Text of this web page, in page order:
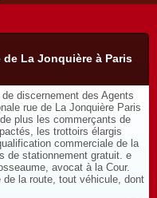
La Jonquière à Paris
discernement des Agents
rue de La Jonquière Paris
plus les commerçants de
les trottoirs élargis
commerciale de la
de stationnement gratuit. e
avocat à la Cour.
la route, tout véhicule, dont